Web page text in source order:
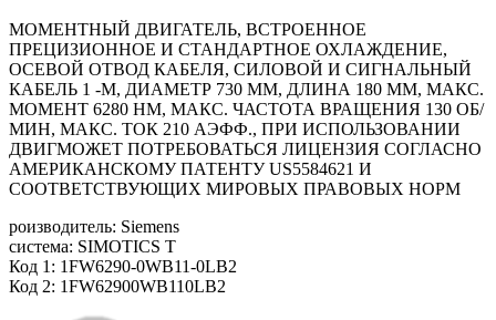
МОМЕНТНЫЙ ДВИГАТЕЛЬ, ВСТРОЕННОЕ
ПРЕЦИЗИОННОЕ И СТАНДАРТНОЕ ОХЛАЖДЕНИЕ,
ОСЕВОЙ ОТВОД КАБЕЛЯ, СИЛОВОЙ И СИГНАЛЬНЫЙ
КАБЕЛЬ 1 -М, ДИАМЕТР 730 ММ, ДЛИНА 180 ММ, МАКС.
МОМЕНТ 6280 HM, МАКС. ЧАСТОТА ВРАЩЕНИЯ 130 ОБ/
МИН, МАКС. ТОК 210 АЭФФ., ПРИ ИСПОЛЬЗОВАНИИ
ДВИГМОЖЕТ ПОТРЕБОВАТЬСЯ ЛИЦЕНЗИЯ СОГЛАСНО
АМЕРИКАНСКОМУ ПАТЕНТУ US5584621 И
СООТВЕТСТВУЮЩИХ МИРОВЫХ ПРАВОВЫХ НОРМ
роизводитель: Siemens
система: SIMOTICS T
Код 1: 1FW6290-0WB11-0LB2
Код 2: 1FW62900WB110LB2